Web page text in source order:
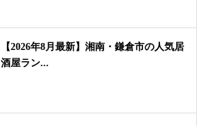
【2026年8月最新】湘南・鎌倉市の人気居
酒屋ラン...